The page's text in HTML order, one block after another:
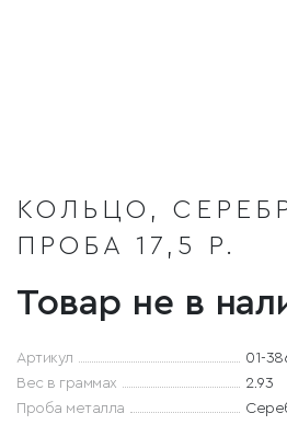
КОЛЬЦО,
ПРОБА 17,5 Р.
Товар не в
Артикул
01-
Вес в граммах
2.93
Проба металла